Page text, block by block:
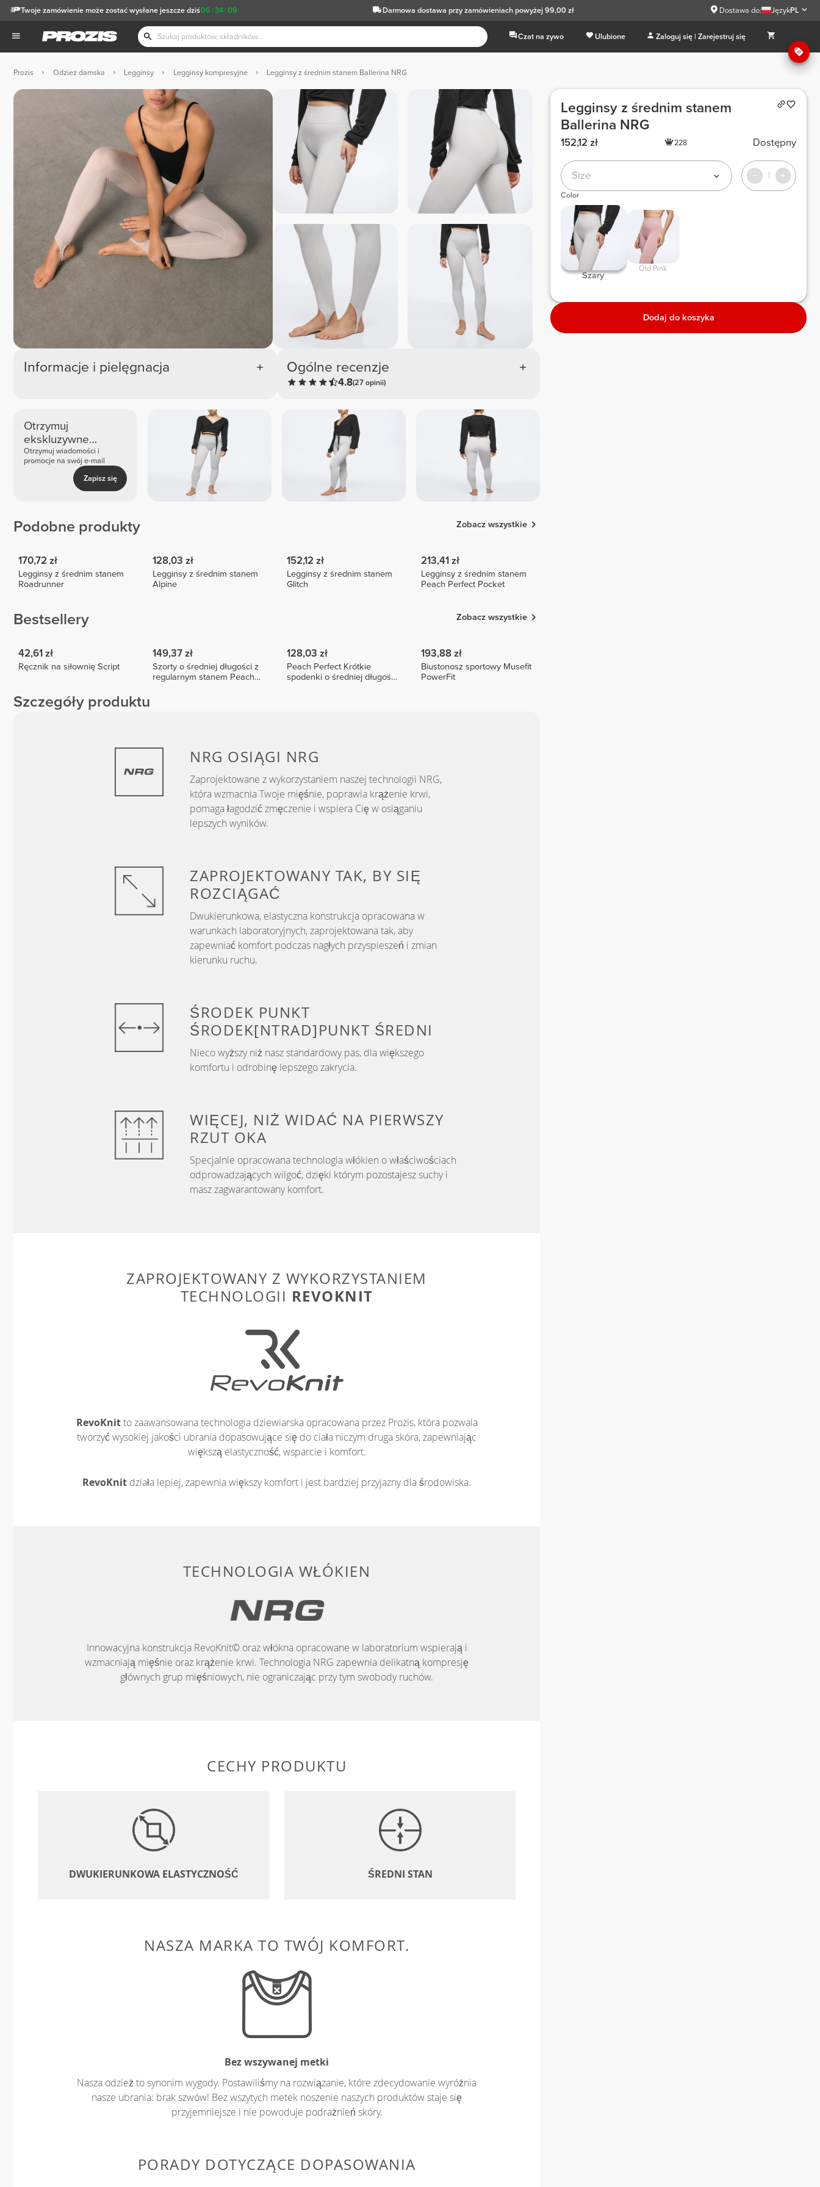
06 :34 :08
Twoje zamówienie może zostać wysłane jeszcze dziś Darmowa dostawa przy zamówieniach powyżej 99,00 zł Dostawa do: JęzykPL
Czat na zywo Ulubione Zaloguj się | Zarejestruj się
Prozis Odzież damska Legginsy Legginsy kompresyjne Legginsy z średnim stanem Ballerina NRG
Informacje i pielęgnacja Ogólne recenzje
4.8(27 opinii)
Otrzymuj
ekskluzywne
nowości i oferty
Otrzymuj wiadomości i
promocje na swój e-mail
Zapisz się
Podobne produkty Zobacz wszystkie
170,72 zł
Legginsy z średnim stanem
Roadrunner
128,03 zł
Legginsy z średnim stanem
Alpine
152,12 zł
Legginsy z średnim stanem
Glitch
213,41 zł
Legginsy z średnim stanem
Peach Perfect Pocket
Bestsellery Zobacz wszystkie
42,61 zł
Ręcznik na siłownię Script
149,37 zł
Szorty o średniej długości z
regularnym stanem Peach
128,03 zł
Peach Perfect Krótkie
spodenki o średniej długości
193,88 zł
Biustonosz sportowy Musefit
PowerFit
Szczegóły produktu
NRG OSIĄGI NRG
Zaprojektowane z wykorzystaniem naszej technologii NRG,
która wzmacnia Twoje mięśnie, poprawia krążenie krwi,
pomaga łagodzić zmęczenie i wspiera Cię w osiąganiu
lepszych wyników.
ZAPROJEKTOWANY TAK, BY SIĘ
ROZCIĄGAĆ
Dwukierunkowa, elastyczna konstrukcja opracowana w
warunkach laboratoryjnych, zaprojektowana tak, aby
zapewniać komfort podczas nagłych przyspieszeń i zmian
kierunku ruchu.
ŚRODEK PUNKT
ŚRODEK[NTRAD]PUNKT ŚREDNI
Nieco wyższy niż nasz standardowy pas, dla większego
komfortu i odrobinę lepszego zakrycia.
WIĘCEJ, NIŻ WIDAĆ NA PIERWSZY
RZUT OKA
Specjalnie opracowana technologia włókien o właściwościach
odprowadzających wilgoć, dzięki którym pozostajesz suchy i
masz zagwarantowany komfort.
ZAPROJEKTOWANY Z WYKORZYSTANIEM
TECHNOLOGII REVOKNIT
RevoKnitto zaawansowana technologia dziewiarska opracowana przez Prozis, która pozwala
tworzyć wysokiej jakości ubrania dopasowujące się do ciała niczym druga skóra, zapewniając
większą elastyczność, wsparcie i komfort.
RevoKnit działa lepiej, zapewnia większy komfort i jest bardziej przyjazny dla środowiska.
TECHNOLOGIA WŁÓKIEN
Innowacyjna konstrukcja RevoKnit© oraz włókna opracowane w laboratorium wspierają i
wzmacniają mięśnie oraz krążenie krwi. Technologia NRG zapewnia delikatną kompresję
głównych grup mięśniowych, nie ograniczając przy tym swobody ruchów.
CECHY PRODUKTU
DWUKIERUNKOWA ELASTYCZNOŚĆ ŚREDNI STAN
NASZA MARKA TO TWÓJ KOMFORT.
Bez wszywanej metki
Nasza odzież to synonim wygody. Postawiliśmy na rozwiązanie, które zdecydowanie wyróżnia
nasze ubrania: brak szwów! Bez wszytych metek noszenie naszych produktów staje się
przyjemniejsze i nie powoduje podrażnień skóry.
PORADY DOTYCZĄCE DOPASOWANIA
Legginsy z średnim stanem
Ballerina NRG
152,12 zł 228 Dostępny
Size 1
Color
Szary
Old Pink
Dodaj do koszyka